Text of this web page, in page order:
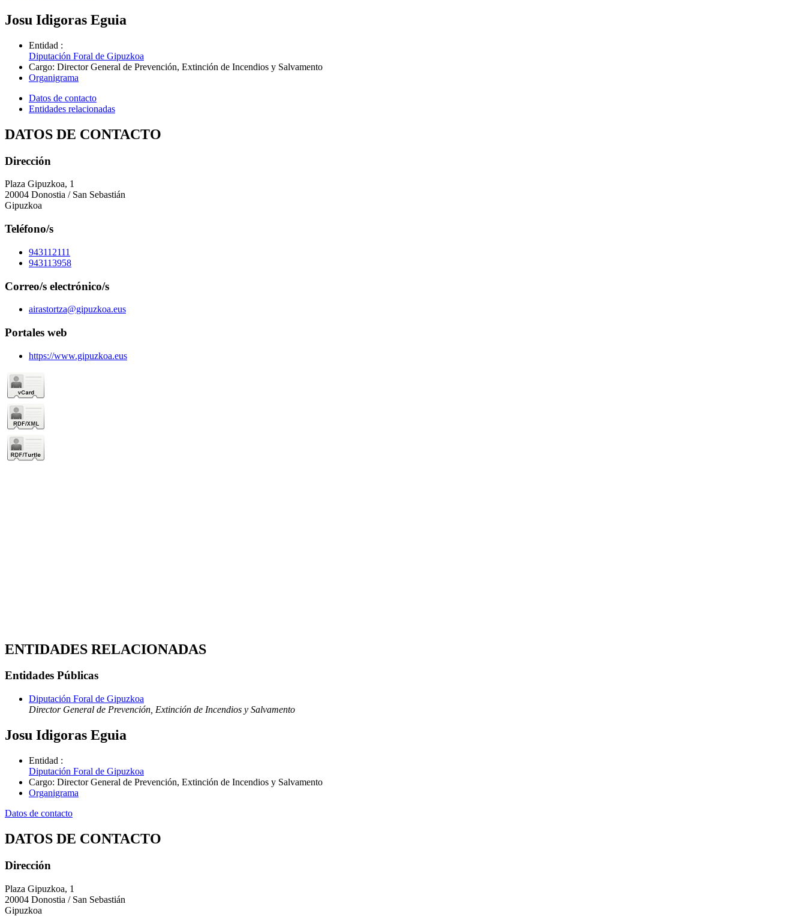
Josu Idigoras Eguia
Entidad :
Diputación Foral de Gipuzkoa
Cargo: Director General de Prevención, Extinción de Incendios y Salvamento
Organigrama
Datos de contacto
Entidades relacionadas
DATOS DE CONTACTO
Dirección
Plaza Gipuzkoa, 1
20004 Donostia / San Sebastián
Gipuzkoa
Teléfono/s
943112111
943113958
Correo/s electrónico/s
airastortza@gipuzkoa.eus
Portales web
https://www.gipuzkoa.eus
ENTIDADES RELACIONADAS
Entidades Públicas
Diputación Foral de Gipuzkoa
Director General de Prevención, Extinción de Incendios y Salvamento
Josu Idigoras Eguia
Entidad :
Diputación Foral de Gipuzkoa
Cargo: Director General de Prevención, Extinción de Incendios y Salvamento
Organigrama
Datos de contacto
DATOS DE CONTACTO
Dirección
Plaza Gipuzkoa, 1
20004 Donostia / San Sebastián
Gipuzkoa